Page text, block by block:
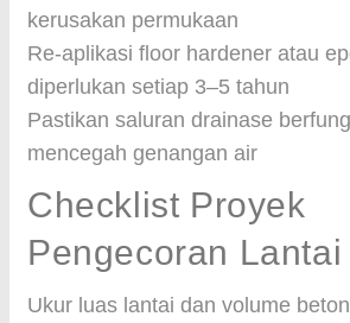
kerusakan permukaan
Re-aplikasi floor hardener atau
diperlukan setiap 3–5 tahun
Pastikan saluran drainase
mencegah genangan air
Checklist Proyek
Pengecoran
Ukur luas lantai dan volume